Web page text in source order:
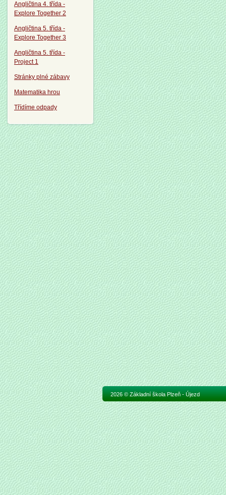
Angličtina 4. třída -
Explore Together 2
Angličtina 5. třída -
Explore Together 3
Angličtina 5. třída -
Project 1
Stránky plné zábavy
Matematika hrou
Třídíme odpady
2026 © Základní škola Plzeň - Újezd